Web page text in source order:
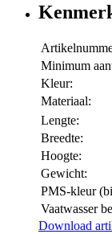
Minimum
Kleur:
Materiaal:
Lengte:
Breedte:
Hoogte:
Gewicht:
PMS-kleur
Vaatwasser
Download